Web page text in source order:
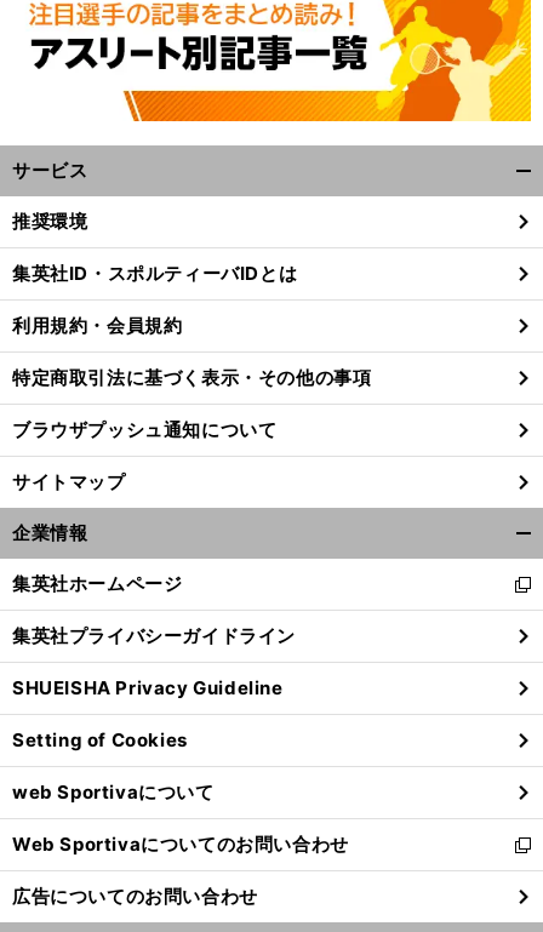
サービス
閉
る
推奨環境
集英社ID・スポルティーバIDとは
利用規約・会員規約
特定商取引法に基づく表示・その他の事項
ブラウザプッシュ通知について
サイトマップ
企業情報
閉
る
集英社ホームページ
新
し
い
ウ
ィ
ン
ド
ウ
で
開
く
集英社プライバシーガイドライン
SHUEISHA Privacy Guideline
Setting of Cookies
web Sportivaについて
Web Sportivaについてのお問い合わせ
新
し
い
ウ
広告についてのお問い合わせ